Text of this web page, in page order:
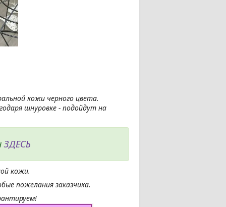
кожи черного цвета.
шнуровке - подойдут на
ЗДЕСЬ
кожи.
пожелания заказчика.